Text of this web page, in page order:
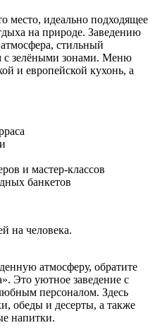
место, идеально подходящее
на природе. Заведению
стильный
с зелёными зонами. Меню
и европейской кухонь, а
и мастер-классов
банкетов
на человека.
атмосферу, обратите
Это уютное заведение с
персоналом. Здесь
обеды и десерты, а также
напитки.